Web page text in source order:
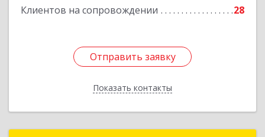
Клиентов на сопровождении 28
Отправить заявку
Показать контакты
Отправить заявку
Назад